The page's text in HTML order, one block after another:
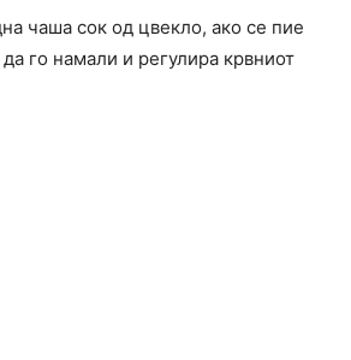
чаша сок од цвекло, ако се пие
го намали и регулира крвниот